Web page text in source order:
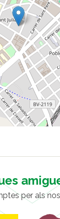
per als